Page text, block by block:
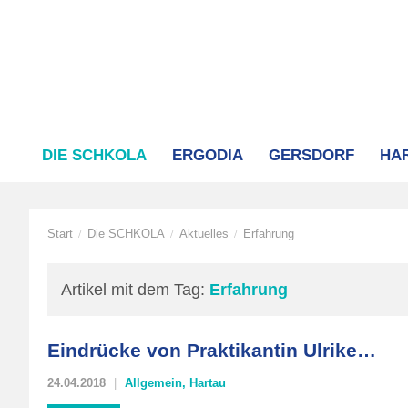
DIE SCHKOLA ERGODIA GERSDORF
Start / Die SCHKOLA / Aktuelles / Erfahrung
Artikel mit dem Tag: Erfahrung
Eindrücke von Praktikantin Ulrike…
24.04.2018 Allgemein, Hartau